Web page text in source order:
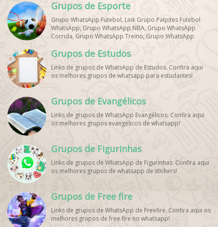
Grupos de Esporte
Grupo WhatsApp Futebol, Link Grupo Palpites Futebol
WhatsApp, Grupo WhatsApp NBA, Grupo WhatsApp
Corrida, Grupo WhatsApp Treino, Grupo WhatsApp
WhatsApp, Grupo de Torcedores [Nome do Time]
WhatsApp, Link de Grupos de Esporte Grátis, Grupo
WhatsApp Dicas de Treino, Grupo WhatsApp Futebol Ao
Vivo. Grupo WhatsApp Esporte, Grupos de Esporte
WhatsApp Esporte, Grupo WhatsApp Futebol, Link Grupo
Palpites Futebol WhatsApp, Grupo WhatsApp NBA,
Grupos de Estudos
Links de grupos de WhatsApp de Estudos. Confira aqui
os melhores grupos de whatsapp para estudantes!
Grupos de Evangélicos
Links de grupos de WhatsApp Evangélicos. Confira aqui
os melhores grupos evangélicos de whatsapp!
Grupos de Figurinhas
Links de grupos de WhatsApp de Figurinhas. Confira aqui
os melhores grupos de whatsapp de stickers!
Grupos de Free fire
Links de grupos de WhatsApp de Freefire. Confira aqui os
melhores grupos de free fire no whatsapp!